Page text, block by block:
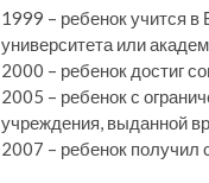
1999 – ребенок учится в
университета или
2000 – ребенок достиг
2005 – ребенок с
учреждения, выданной
2007 – ребенок получил